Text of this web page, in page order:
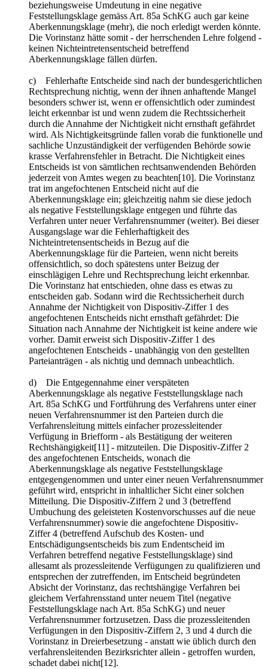
beziehungsweise Umdeutung in eine negative
Feststellungsklage gemäss Art. 85a SchKG auch gar keine
Aberkennungsklage (mehr), die noch erledigt werden könnte.
Die Vorinstanz hätte somit ‑ der herrschenden Lehre folgend ‑
keinen Nichteintretensentscheid betreffend
Aberkennungsklage fällen dürfen.
c) Fehlerhafte Entscheide sind nach der bundesgerichtlichen
Rechtsprechung nichtig, wenn der ihnen anhaftende Mangel
besonders schwer ist, wenn er offensichtlich oder zumindest
leicht erkennbar ist und wenn zudem die Rechtssicherheit
durch die Annahme der Nichtigkeit nicht ernsthaft gefährdet
wird. Als Nichtigkeitsgründe fallen vorab die funktionelle und
sachliche Unzuständigkeit der verfügenden Behörde sowie
krasse Verfahrensfehler in Betracht. Die Nichtigkeit eines
Entscheids ist von sämtlichen rechtsanwendenden Behörden
jederzeit von Amtes wegen zu beachten[10]. Die Vorinstanz
trat im angefochtenen Entscheid nicht auf die
Aberkennungsklage ein; gleichzeitig nahm sie diese jedoch
als negative Feststellungsklage entgegen und führte das
Verfahren unter neuer Verfahrensnummer (weiter). Bei dieser
Ausgangslage war die Fehlerhaftigkeit des
Nichteintretensentscheids in Bezug auf die
Aberkennungsklage für die Parteien, wenn nicht bereits
offensichtlich, so doch spätestens unter Beizug der
einschlägigen Lehre und Rechtsprechung leicht erkennbar.
Die Vorinstanz hat entschieden, ohne dass es etwas zu
entscheiden gab. Sodann wird die Rechtssicherheit durch
Annahme der Nichtigkeit von Dispositiv-Ziffer 1 des
angefochtenen Entscheids nicht ernsthaft gefährdet: Die
Situation nach Annahme der Nichtigkeit ist keine andere wie
vorher. Damit erweist sich Dispositiv-Ziffer 1 des
angefochtenen Entscheids ‑ unabhängig von den gestellten
Parteianträgen ‑ als nichtig und demnach unbeachtlich.
d) Die Entgegennahme einer verspäteten
Aberkennungsklage als negative Feststellungsklage nach
Art. 85a SchKG und Fortführung des Verfahrens unter einer
neuen Verfahrensnummer ist den Parteien durch die
Verfahrensleitung mittels einfacher prozessleitender
Verfügung in Briefform ‑ als Bestätigung der weiteren
Rechtshängigkeit[11] ‑ mitzuteilen. Die Dispositiv-Ziffer 2
des angefochtenen Entscheids, wonach die
Aberkennungsklage als negative Feststellungsklage
entgegengenommen und unter einer neuen Verfahrensnummer
geführt wird, entspricht in inhaltlicher Sicht einer solchen
Mitteilung. Die Dispositiv-Ziffern 2 und 3 (betreffend
Umbuchung des geleisteten Kostenvorschusses auf die neue
Verfahrensnummer) sowie die angefochtene Dispositiv-
Ziffer 4 (betreffend Aufschub des Kosten- und
Entschädigungsentscheids bis zum Endentscheid im
Verfahren betreffend negative Feststellungsklage) sind
allesamt als prozessleitende Verfügungen zu qualifizieren und
entsprechen der zutreffenden, im Entscheid begründeten
Absicht der Vorinstanz, das rechtshängige Verfahren bei
gleichem Verfahrensstand unter neuem Titel (negative
Feststellungsklage nach Art. 85a SchKG) und neuer
Verfahrensnummer fortzusetzen. Dass die prozessleitenden
Verfügungen in den Dispositiv-Ziffern 2, 3 und 4 durch die
Vorinstanz in Dreierbesetzung ‑ anstatt wie üblich durch den
verfahrensleitenden Bezirksrichter allein ‑ getroffen wurden,
schadet dabei nicht[12].